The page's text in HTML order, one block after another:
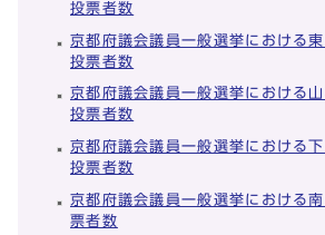
投票者数
京都府議会議員一般選挙における
投票者数
京都府議会議員一般選挙における
投票者数
京都府議会議員一般選挙における
投票者数
京都府議会議員一般選挙における
票者数